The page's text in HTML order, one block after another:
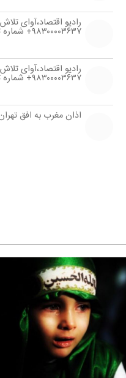
رادیو اقتصاد،آوای
۹۸۳۰۰۰۰۳۶۳۷+ شماره تلفن ۲۴ ساعته شبكه: ۹۸۲۱۲۷۸۶ ...
رادیو اقتصاد،آوای
۹۸۳۰۰۰۰۳۶۳۷+ شماره تلفن ۲۴ ساعته شبكه: ۹۸۲۱۲۷۸۶ ...
اذان مغرب به افق تهران